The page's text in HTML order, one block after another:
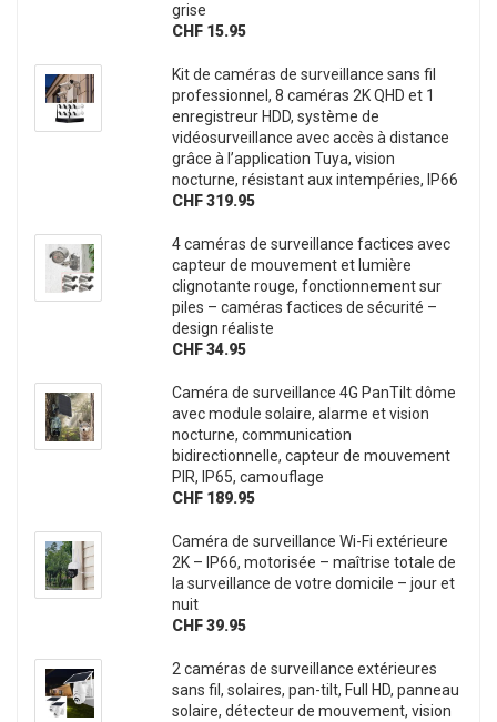
grise
CHF 15.95
Kit de caméras de surveillance sans fil
professionnel, 8 caméras 2K QHD et 1
enregistreur HDD, système de
vidéosurveillance avec accès à distance
grâce à l’application Tuya, vision
nocturne, résistant aux intempéries, IP66
CHF 319.95
4 caméras de surveillance factices avec
capteur de mouvement et lumière
clignotante rouge, fonctionnement sur
piles – caméras factices de sécurité –
design réaliste
CHF 34.95
Caméra de surveillance 4G PanTilt dôme
avec module solaire, alarme et vision
nocturne, communication
bidirectionnelle, capteur de mouvement
PIR, IP65, camouflage
CHF 189.95
Caméra de surveillance Wi-Fi extérieure
2K – IP66, motorisée – maîtrise totale de
la surveillance de votre domicile – jour et
nuit
CHF 39.95
2 caméras de surveillance extérieures
sans fil, solaires, pan-tilt, Full HD, panneau
solaire, détecteur de mouvement, vision